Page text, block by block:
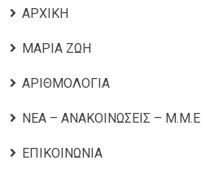
ΑΡΧΙΚΗ
ΜΑΡΙΑ ΖΩΗ
ΑΡΙΘΜΟΛΟΓΙΑ
ΝΕΑ – ΑΝΑΚΟΙΝΩΣΕΙΣ – Μ.Μ.Ε
ΕΠΙΚΟΙΝΩΝΙΑ